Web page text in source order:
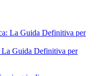
La Guida Definitiva per